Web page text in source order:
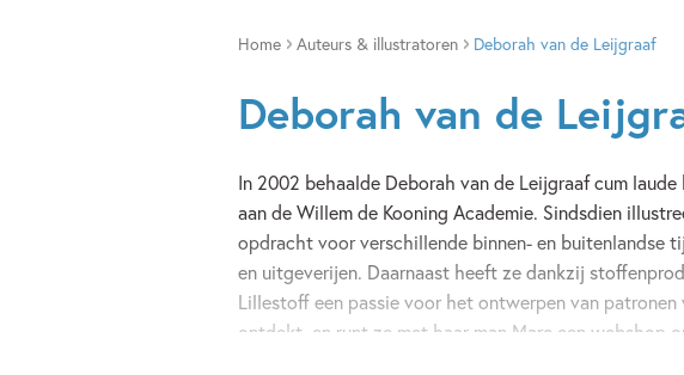
Home Auteurs & illustratoren Deborah van de Leijgraaf
Deborah van de
In 2002 behaalde Deborah van de Leijgraaf cum
aan de Willem de Kooning Academie. Sindsdien
opdracht voor verschillende binnen- en buitenlandse
en uitgeverijen. Daarnaast heeft ze dankzij
Lillestoff een passie voor het ontwerpen van
ontdekt, en runt ze met haar man Marc een webshop
naam BORA, de afkorting die kleine kinderen vaak